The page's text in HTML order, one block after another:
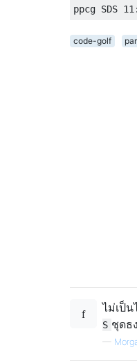
code-golf
ไม่เป็
S ชุดธ
—